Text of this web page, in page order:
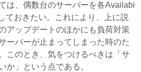
は、偶数台のサーバーを各Availabi
ておきたい。これにより、上に説
アップデートのほかにも負荷対策
ーバーが止まってしまった時のた
このとき、気をつけるべきは「サ
か」という点である。